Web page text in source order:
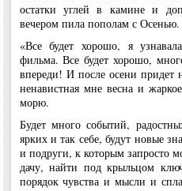
остатки углей в камине и
вечером пила пополам с Осенью.
«Все будет хорошо, я
фильма. Все будет хорошо,
впереди! И после осени
ненавистная мне весна и
морю.
Будет много событий,
ярких и так себе, будут новые
и подруги, к которым запросто
дачу, найти под крыльцом
порядок чувства и мысли и